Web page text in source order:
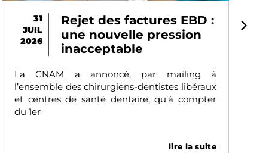
24
JUIL
2026
Soins dentaires : les
CDF s’opposent
fermement à un
désengagement de
l’Assurance maladie
le remboursement de l’Assurance maladie